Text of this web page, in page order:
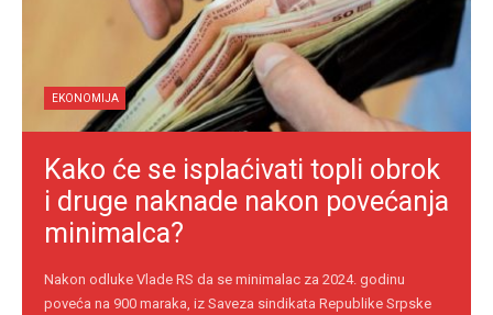
EKONOMIJA
Kako će se isplaćivati topli obrok
i druge naknade nakon povećanja
minimalca?
Nakon odluke Vlade RS da se minimalac za 2024. godinu
poveća na 900 maraka, iz Saveza sindikata Republike Srpske